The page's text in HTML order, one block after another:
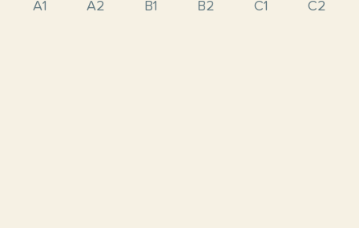
A1 A2 B1 B2 C1 C2